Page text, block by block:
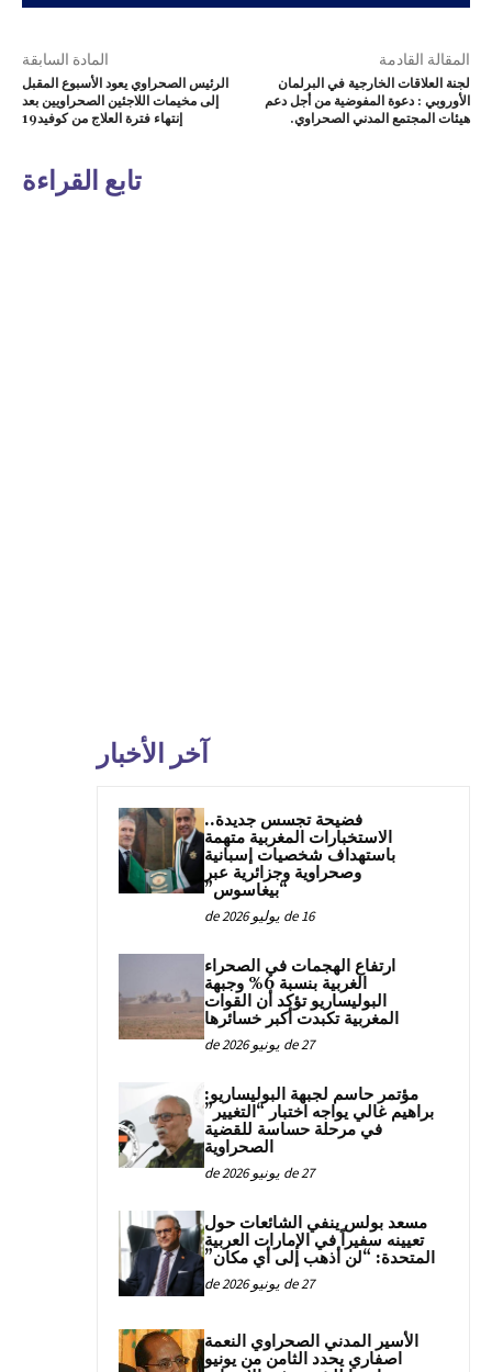
المادة السابقة
الرئيس الصحراوي يعود الأسبوع المقبل
إلى مخيمات اللاجئين الصحراويين بعد
إنتهاء فترة العلاج من كوفيد19
المقالة القادمة
لجنة العلاقات الخارجية في البرلمان
الأوروبي : دعوة المفوضية من أجل دعم
هيئات المجتمع المدني الصحراوي.
تابع القراءة
آخر الأخبار
فضيحة تجسس جديدة..
الاستخبارات المغربية متهمة
باستهداف شخصيات إسبانية
وصحراوية وجزائرية عبر
“بيغاسوس”
16 de يوليو de 2026
ارتفاع الهجمات في الصحراء
الغربية بنسبة 6% وجبهة
البوليساريو تؤكد أن القوات
المغربية تكبدت أكبر خسائرها
27 de يونيو de 2026
مؤتمر حاسم لجبهة البوليساريو:
براهيم غالي يواجه اختبار “التغيير”
في مرحلة حساسة للقضية
الصحراوية
27 de يونيو de 2026
مسعد بولس ينفي الشائعات حول
تعيينه سفيراً في الإمارات العربية
المتحدة: “لن أذهب إلى أي مكان”
27 de يونيو de 2026
الأسير المدني الصحراوي النعمة
اصفاري يحدد الثامن من يونيو